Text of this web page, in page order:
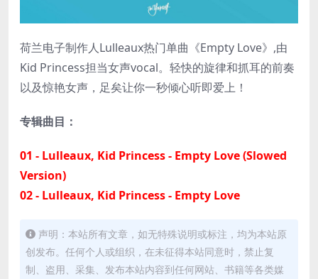
荷兰电子制作人Lulleaux热门单曲《Empty Love》,由
Kid Princess担当女声vocal。轻快的旋律和抓耳的前奏
以及惊艳女声，足矣让你一秒倾心听即爱上！
专辑曲目：
01 - Lulleaux, Kid Princess - Empty Love (Slowed
Version)
02 - Lulleaux, Kid Princess - Empty Love
声明：本站所有文章，如无特殊说明或标注，均为本站原
创发布。任何个人或组织，在未征得本站同意时，禁止复
制、盗用、采集、发布本站内容到任何网站、书籍等各类媒